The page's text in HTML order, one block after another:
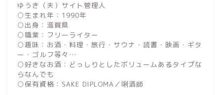
ゆうき（夫）サイト管理人
○生まれ年：1990年
○出身：滋賀県
○職業：フリーライター
○趣味：お酒・料理・旅行・サウナ・読書・映画・ギタ
ー・ゴルフ等々…
○好きなお酒：どっしりとしたボリュームあるタイプな
らなんでも
○保有資格：SAKE DIPLOMA／唎酒師